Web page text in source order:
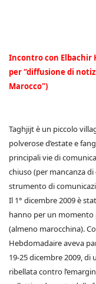
Incontro con Elbachir
per “diffusione di
Marocco")
Taghjijt è un piccolo
polverose d’estate e
principali vie di
chiuso (per mancanza di
strumento di
Il 1° dicembre 2009 è
hanno per un momento
(almeno marocchina).
Hebdomadaire aveva
19-25 dicembre 2009, di
ribellata contro